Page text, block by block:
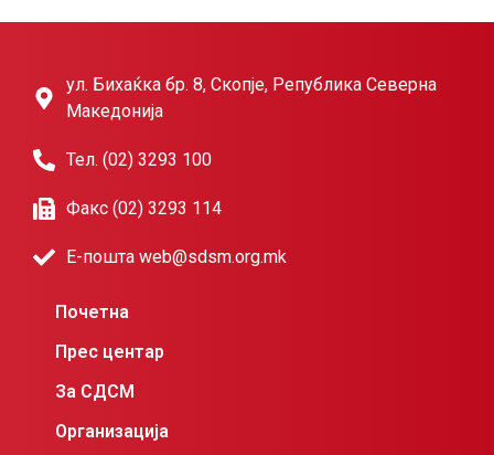
ул. Бихаќка бр. 8, Скопје, Република Северна
Македонија
Тел. (02) 3293 100
Факс (02) 3293 114
Е-пошта web@sdsm.org.mk
Почетна
Прес центар
За СДСМ
Организација